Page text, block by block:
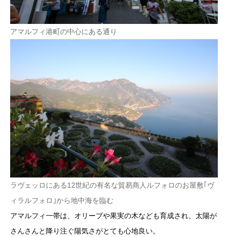
アマルフィ港町の中心にある通り
ラヴェッロにある12世紀の有名な貿易商人ルフォロのお屋敷｢ヴ
ィラルフォロ｣から地中海を臨む
アマルフィ一帯は、オリーブや果実の木なども育成され、太陽が
さんさんと降り注ぐ陽気さがとても心地良い。